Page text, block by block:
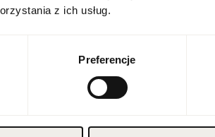
z ich usług.
Preferencje
Ostrzeżenia
Szerokość opakowania [mm]
Wysokość opakowania [mm]